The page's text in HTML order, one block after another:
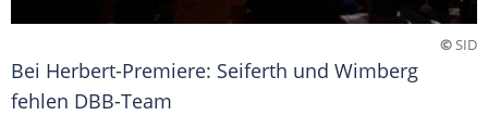
©SID
Bei Herbert-Premiere: Seiferth und Wimberg
fehlen DBB-Team